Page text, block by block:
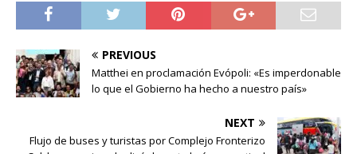
PREVIOUS
Matthei en proclamación Evópoli: «Es imperdonable
lo que el Gobierno ha hecho a nuestro país»
NEXT
Flujo de buses y turistas por Complejo Fronterizo